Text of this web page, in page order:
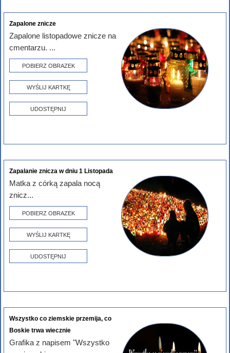
Zapalone znicze
Zapalone listopadowe znicze na
cmentarzu. ...
POBIERZ OBRAZEK
WYŚLIJ KARTKĘ
UDOSTĘPNIJ
Zapalanie znicza w dniu 1 Listopada
Matka z córką zapala nocą
znicz...
POBIERZ OBRAZEK
WYŚLIJ KARTKĘ
UDOSTĘPNIJ
Wszystko co ziemskie przemija, co
Boskie trwa wiecznie
Grafika z napisem "Wszystko